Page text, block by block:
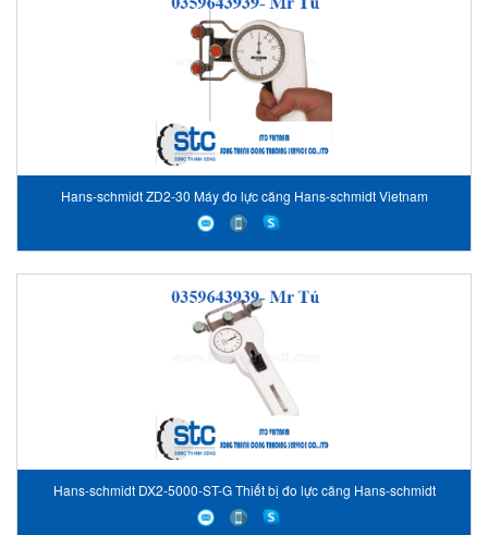
Hans-schmidt ZD2-30 Máy đo lực căng Hans-schmidt Vietnam
Hans-schmidt DX2-5000-ST-G Thiết bị đo lực căng Hans-schmidt
Vietnam